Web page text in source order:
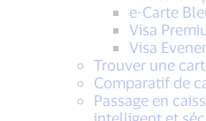
e-Carte
Visa
Visa
Trouver une
Comparatif de
Passage en
intelligent et